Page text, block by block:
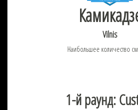
Vilnis
Наибольшее количество
1-й раунд: